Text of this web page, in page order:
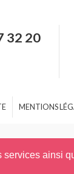
ainsi
32 20
MENTIONS